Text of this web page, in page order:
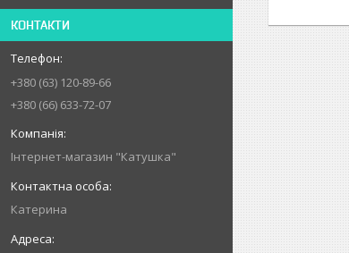
КОНТАКТИ
+380 (63) 120-89-66
+380 (66) 633-72-07
Інтернет-магазин "Катушка"
Катерина